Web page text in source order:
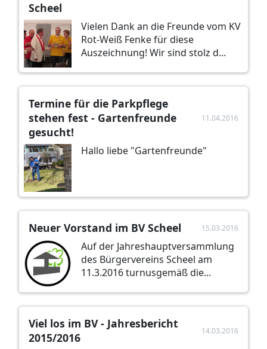
Scheel
Vielen Dank an die Freunde vom KV
Rot-Weiß Fenke für diese
Auszeichnung! Wir sind stolz d...
Termine für die Parkpflege
stehen fest - Gartenfreunde
gesucht!
11.04.2016
Hallo liebe "Gartenfreunde"
Neuer Vorstand im BV Scheel 15.03.2016
Auf der Jahreshauptversammlung
des Bürgervereins Scheel am
11.3.2016 turnusgemäß die...
Viel los im BV - Jahresbericht
2015/2016
14.03.2016